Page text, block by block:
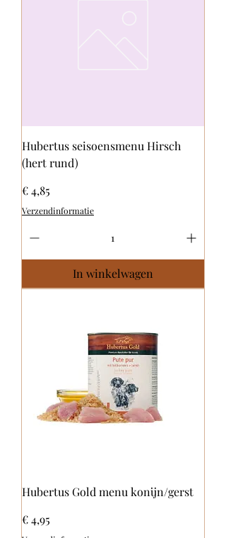
Hubertus seisoensmenu Hirsch
(hert rund)
Prijs
€ 4,85
Verzendinformatie
In winkelwagen
Hubertus Gold menu konijn/gerst
Prijs
€ 4,95